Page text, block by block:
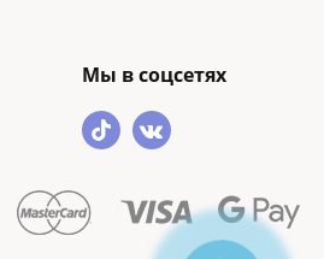
Мы в соцсетях